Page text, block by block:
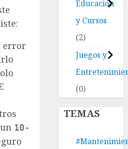
error
10-
Educación
y Cursos
2
Juegos y
0
TEMAS